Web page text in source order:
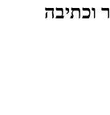
וכתיבה